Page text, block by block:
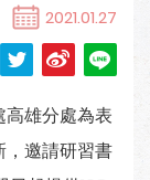
2021.01.27
雄分處為表
，邀請研習書